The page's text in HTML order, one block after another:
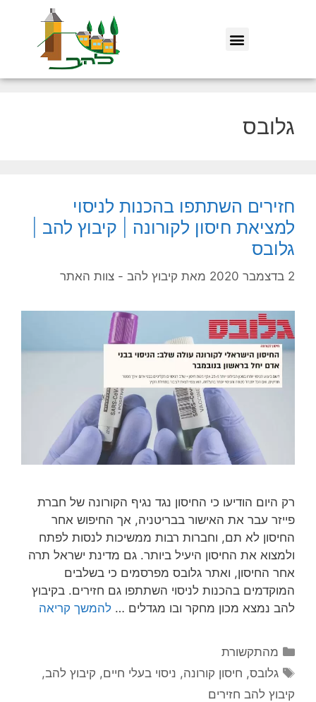
גלובס
חזירים השתתפו בהכנות לניסוי
למציאת חיסון לקורונה | קיבוץ להב |
גלובס
2 בדצמבר 2020 מאת קיבוץ להב - צוות האתר
רק היום הודיעו כי החיסון נגד נגיף הקורונה של חברת
פייזר עבר את האישור בבריטניה, אך החיפוש אחר
החיסון לא תם, וחברות רבות ממשיכות לנסות לפתח
ולמצוא את החיסון היעיל ביותר. גם מדינת ישראל תרה
אחר החיסון, ואתר גלובס מפרסמים כי בשלבים
המוקדמים בהכנות לניסוי השתתפו גם חזירים. בקיבוץ
להב נמצא מכון מחקר ובו מגדלים … להמשך קריאה
מהתקשורת
גלובס, חיסון קורונה, ניסוי בעלי חיים, קיבוץ להב,
קיבוץ להב חזירים